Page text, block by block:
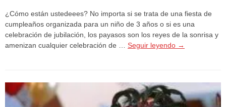
¿Cómo están ustedeees? No importa si se trata de una fiesta de
cumpleaños organizada para un niño de 3 años o si es una
celebración de jubilación, los payasos son los reyes de la sonrisa y
amenizan cualquier celebración de … Seguir leyendo →